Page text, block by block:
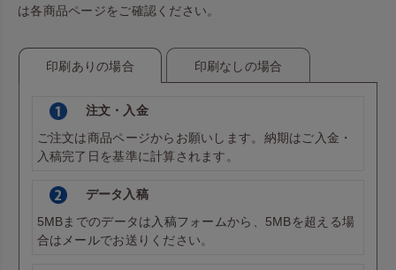
は各商品ページをご確認ください。
印刷ありの場合 印刷なしの場合
注文・入金
ご注文は商品ページからお願いします。納期はご入金・
入稿完了日を基準に計算されます。
データ入稿
5MBまでのデータは 入稿フォームから、5MBを超える場
合は メールでお送りください。